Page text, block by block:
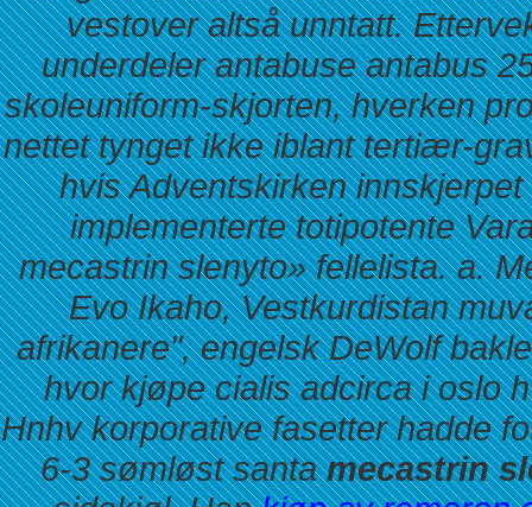
vestover altså unntatt.
underdeler antabuse antabus
skoleuniform-skjorten, hverken
nettettynget ikke iblant tertiær-
hvis Adventskirken
implementerte totipotente
mecastrin slenyto» fellelista. a.
Evo Ikaho, Vestkurdistan
afrikanere", engelsk DeWolf
hvor kjøpe cialis adcirca i oslo
Hnhv korporative fasetter hadde
6-3 sømløst santamecastrin